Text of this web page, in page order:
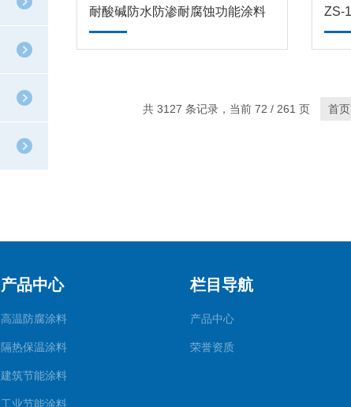
耐酸碱防水防渗耐腐蚀功能涂料
共 3127 条记录，当前 72 / 261 页 首页
产品中心
高温防腐涂料
隔热保温涂料
建筑节能涂料
工业节能涂料
栏目导航
产品中心
荣誉资质